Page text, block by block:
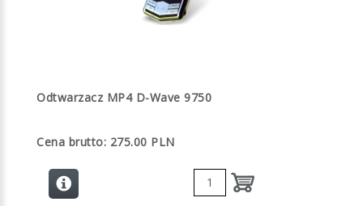
Odtwarzacz MP4 D-Wave 9750
Cena brutto: 275.00 PLN